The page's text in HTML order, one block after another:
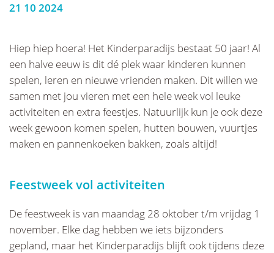
21 10 2024
Hiep hiep hoera! Het Kinderparadijs bestaat 50 jaar! Al
een halve eeuw is dit dé plek waar kinderen kunnen
spelen, leren en nieuwe vrienden maken. Dit willen we
samen met jou vieren met een hele week vol leuke
activiteiten en extra feestjes. Natuurlijk kun je ook deze
week gewoon komen spelen, hutten bouwen, vuurtjes
maken en pannenkoeken bakken, zoals altijd!
Feestweek vol activiteiten
De feestweek is van maandag 28 oktober t/m vrijdag 1
november. Elke dag hebben we iets bijzonders
gepland, maar het Kinderparadijs blijft ook tijdens deze